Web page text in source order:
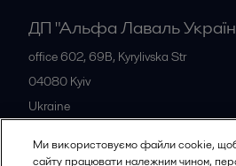
ДП "Альфа Лаваль
office 602, 69B, Kyrylivska Str
04080 Kyiv
Ukraine
Ми використовуємо файли cookie,
сайту працювати належним чином,